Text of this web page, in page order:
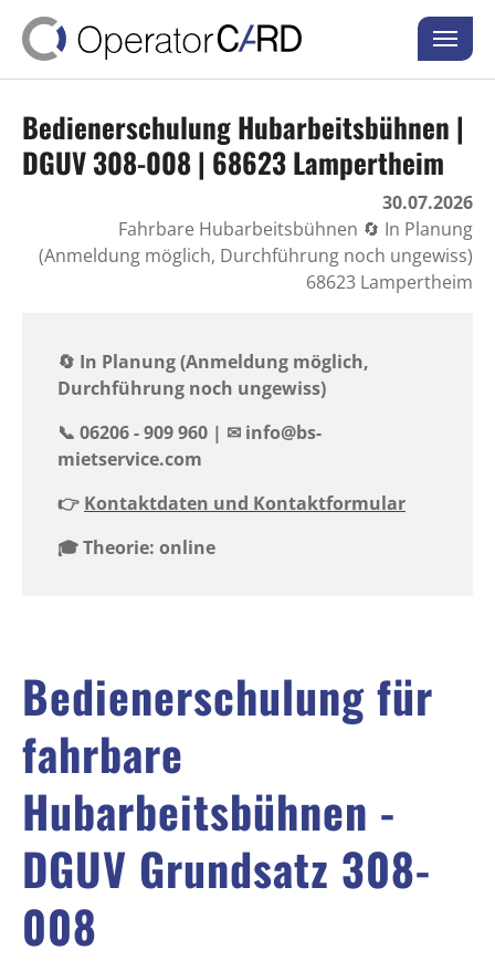
Bedienerschulung Hubarbeitsbühnen |
DGUV 308-008 | 68623 Lampertheim
30.07.2026
Fahrbare Hubarbeitsbühnen 🔄 In Planung
(Anmeldung möglich, Durchführung noch ungewiss)
68623 Lampertheim
🔄 In Planung (Anmeldung möglich,
Durchführung noch ungewiss)
📞 06206 - 909 960 | ✉ ️info@bs-
mietservice.com
👉 Kontaktdaten und Kontaktformular
🎓 Theorie: online
Bedienerschulung für
fahrbare
Hubarbeitsbühnen -
DGUV Grundsatz 308-
008